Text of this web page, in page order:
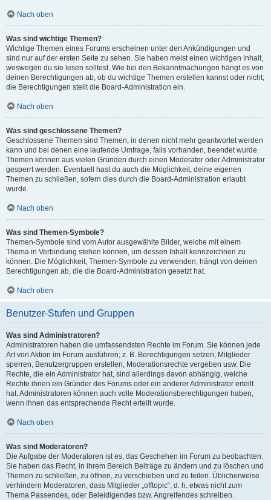
Nach oben
Was sind wichtige Themen?
Wichtige Themen eines Forums erscheinen unter den Ankündigungen und
sind nur auf der ersten Seite zu sehen. Sie haben meist einen wichtigen Inhalt,
weswegen du sie lesen solltest. Wie bei den Bekanntmachungen hängt es von
deinen Berechtigungen ab, ob du wichtige Themen erstellen kannst oder nicht;
die Berechtigungen stellt die Board-Administration ein.
Nach oben
Was sind geschlossene Themen?
Geschlossene Themen sind Themen, in denen nicht mehr geantwortet werden
kann und bei denen eine laufende Umfrage, falls vorhanden, beendet wurde.
Themen können aus vielen Gründen durch einen Moderator oder Administrator
gesperrt werden. Eventuell hast du auch die Möglichkeit, deine eigenen
Themen zu schließen, sofern dies durch die Board-Administration erlaubt
wurde.
Nach oben
Was sind Themen-Symbole?
Themen-Symbole sind vom Autor ausgewählte Bilder, welche mit einem
Thema in Verbindung stehen können, um dessen Inhalt kennzeichnen zu
können. Die Möglichkeit, Themen-Symbole zu verwenden, hängt von deinen
Berechtigungen ab, die die Board-Administration gesetzt hat.
Nach oben
Benutzer-Stufen und Gruppen
Was sind Administratoren?
Administratoren haben die umfassendsten Rechte im Forum. Sie können jede
Art von Aktion im Forum ausführen; z. B. Berechtigungen setzen, Mitglieder
sperren, Benutzergruppen erstellen, Moderationsrechte vergeben usw. Die
Rechte, die ein Administrator hat, sind allerdings davon abhängig, welche
Rechte ihnen ein Gründer des Forums oder ein anderer Administrator erteilt
hat. Administratoren können auch volle Moderationsberechtigungen haben,
wenn ihnen das entsprechende Recht erteilt wurde.
Nach oben
Was sind Moderatoren?
Die Aufgabe der Moderatoren ist es, das Geschehen im Forum zu beobachten.
Sie haben das Recht, in ihrem Bereich Beiträge zu ändern und zu löschen und
Themen zu schließen, zu öffnen, zu verschieben und zu teilen. Üblicherweise
verhindern Moderatoren, dass Mitglieder „offtopic“, d. h. etwas nicht zum
Thema Passendes, oder Beleidigendes bzw. Angreifendes schreiben.